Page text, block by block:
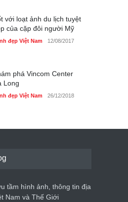
với loạt ảnh du lịch tuyệt
của cặp đôi người Mỹ
đẹp Việt Nam 12/08/2017
phá Vincom Center
Long
đẹp Việt Nam 26/12/2018
tầm hình ảnh, thông tin địa
Nam và Thế Giới